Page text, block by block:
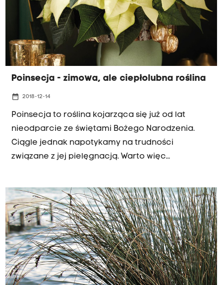
Poinsecja - zimowa, ale ciepłolubna roślina
date_range 2018-12-14
Poinsecja to roślina kojarząca się już od lat
nieodparcie ze świętami Bożego Narodzenia.
Ciągle jednak napotykamy na trudności
związane z jej pielęgnacją. Warto więc
długi czas.